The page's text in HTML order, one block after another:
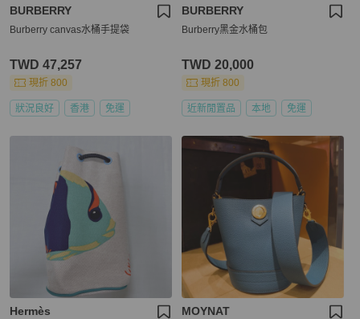
BURBERRY
Burberry canvas水桶手提袋
TWD 47,257
現折 800
狀況良好 香港 免運
BURBERRY
Burberry黑金水桶包
TWD 20,000
現折 800
近新閒置品 本地 免運
Hermès MOYNAT